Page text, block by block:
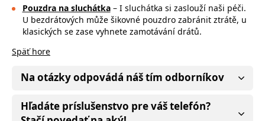
Pouzdra na sluchátka– I sluchátka si zaslouží naši péči.
U bezdrátových může šikovné pouzdro zabránit ztrátě, u
klasických se zase vyhnete zamotávání drátů.
Späť hore
Na otázky odpovádá náš tím odborníkov
Hľadáte príslušenstvo pre váš telefón?